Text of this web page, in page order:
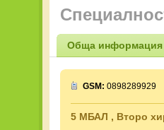
Обща информация
GSM: 0898289929
5 МБАЛ , Второ